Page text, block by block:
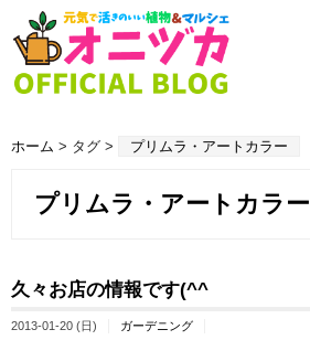
ホーム > タグ > プリムラ・アートカラー
プリムラ・アートカラー
久々お店の情報です(^^ゞ
2013-01-20 (日)
ガーデニング